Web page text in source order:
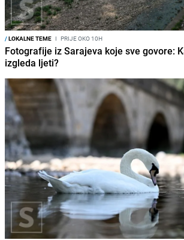
/LOKALNE TEME I PRIJE OKO 10H
Fotografije iz Sarajeva koje sve govore:
izgleda ljeti?